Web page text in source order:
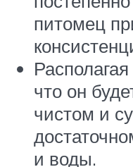
питомец
что он
чистом и
и воды.